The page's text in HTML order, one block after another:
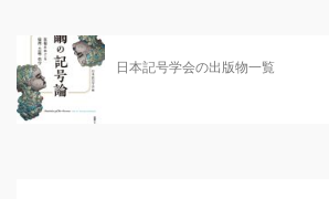
日本記号学会の出版物一覧